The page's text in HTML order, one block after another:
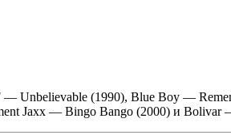
Unbelievable (1990), Blue Boy —
Jaxx — Bingo Bango (2000) и